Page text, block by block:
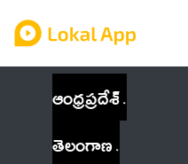
ఆంధ్రప్రదేశ్
తెలంగాణ